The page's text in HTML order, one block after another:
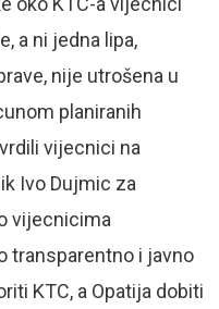
a ni jedna lipa,
nije utrošena u
planiranih
vijecnici na
Ivo Dujmic za
vijecnicima
transparentno i javno
KTC, a Opatija dobiti